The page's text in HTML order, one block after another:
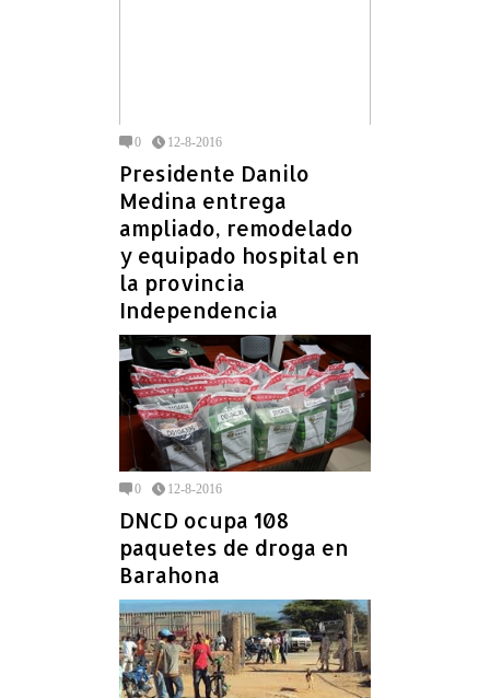
0 12-8-2016
Presidente Danilo
Medina entrega
ampliado, remodelado
y equipado hospital en
la provincia
Independencia
0 12-8-2016
DNCD ocupa 108
paquetes de droga en
Barahona